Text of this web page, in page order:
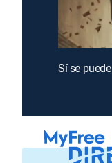
Sí se puede